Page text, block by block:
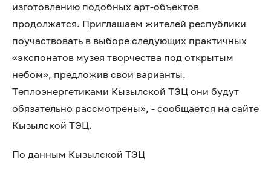
изготовлению подобных арт-объектов
продолжатся. Приглашаем жителей республики
поучаствовать в выборе следующих практичных
«экспонатов музея творчества под открытым
небом», предложив свои варианты.
Теплоэнергетиками Кызылской ТЭЦ они будут
обязательно рассмотрены», - сообщается на сайте
Кызылской ТЭЦ.
По данным Кызылской ТЭЦ